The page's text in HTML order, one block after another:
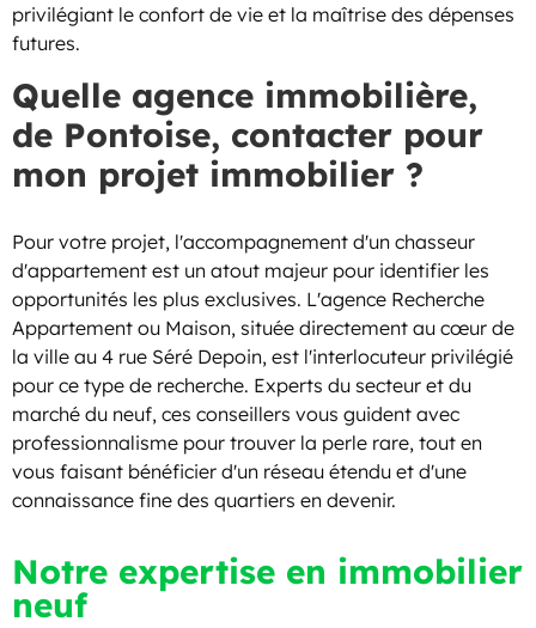
privilégiant le confort de vie et la maîtrise des dépenses
futures.
Quelle agence immobilière,
de Pontoise, contacter pour
mon projet immobilier ?
Pour votre projet, l'accompagnement d'un chasseur
d'appartement est un atout majeur pour identifier les
opportunités les plus exclusives. L'agence Recherche
Appartement ou Maison, située directement au cœur de
la ville au 4 rue Séré Depoin, est l'interlocuteur privilégié
pour ce type de recherche. Experts du secteur et du
marché du neuf, ces conseillers vous guident avec
professionnalisme pour trouver la perle rare, tout en
vous faisant bénéficier d'un réseau étendu et d'une
connaissance fine des quartiers en devenir.
Notre expertise en immobilier
neuf